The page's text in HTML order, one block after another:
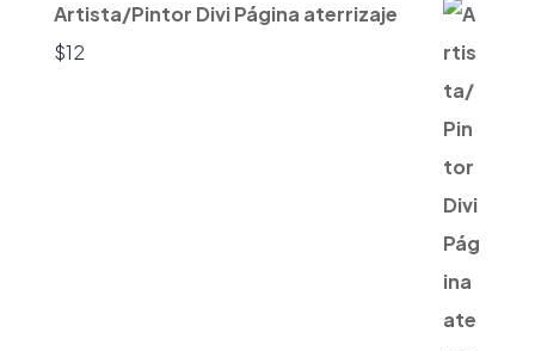
Artista/Pintor Divi Página aterrizaje
$12